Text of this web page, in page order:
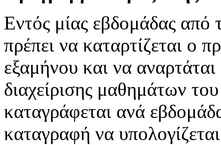
Εντός μίας εβδομάδας
πρέπει να καταρτίζεται ο
εξαμήνου και να
διαχείρισης μαθημάτων
καταγράφεται ανά
καταγραφή να